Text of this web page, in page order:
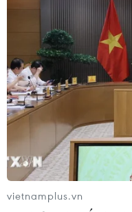
vietnamplus.vn